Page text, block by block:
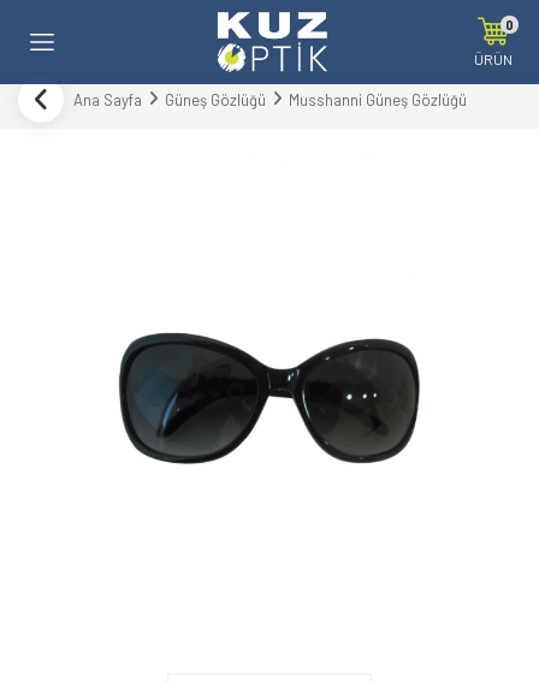
0
ÜRÜN
Ana Sayfa Güneş Gözlüğü Musshanni Güneş Gözlüğü